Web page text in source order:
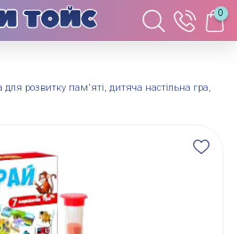
0
розвитку пам'яті, дитяча настільна гра,